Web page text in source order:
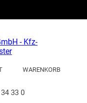
WARENKORB
33 0